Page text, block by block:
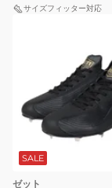
サイズフィッター対応
SALE
ゼット